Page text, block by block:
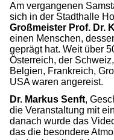
Am vergangenen
sich in der Stadthalle
Großmeister Prof. Dr.
einen Menschen,
geprägt hat. Weit über
Österreich, der
Belgien, Frankreich,
USA waren angereist.
Dr. Markus Senft,
die Veranstaltung mit
danach wurde das
das die besondere